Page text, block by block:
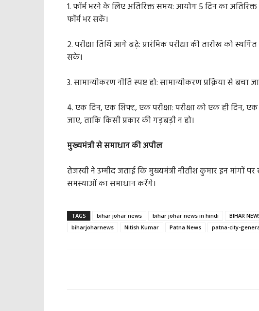
1. फॉर्म भरने के लिए अतिरिक्त समय: आयोग 5 दिन का
फॉर्म भर सकें।
2. परीक्षा तिथि आगे बढ़े: प्रारंभिक परीक्षा की तारीख को
सके।
3. सामान्यीकरण नीति स्पष्ट हो: सामान्यीकरण प्रक्रिया से
4. एक दिन, एक शिफ्ट, एक परीक्षा: परीक्षा को एक ही दिन,
जाए, ताकि किसी प्रकार की गड़बड़ी न हो।
मुख्यमंत्री से समाधान की अपील
तेजस्वी ने उम्मीद जताई कि मुख्यमंत्री नीतीश कुमार इन मांगों
समस्याओं का समाधान करेंगे।
TAGS bihar johar news bihar johar news in hindi BIHAR
biharjoharnews
Nitish Kumar Patna News patna-city-